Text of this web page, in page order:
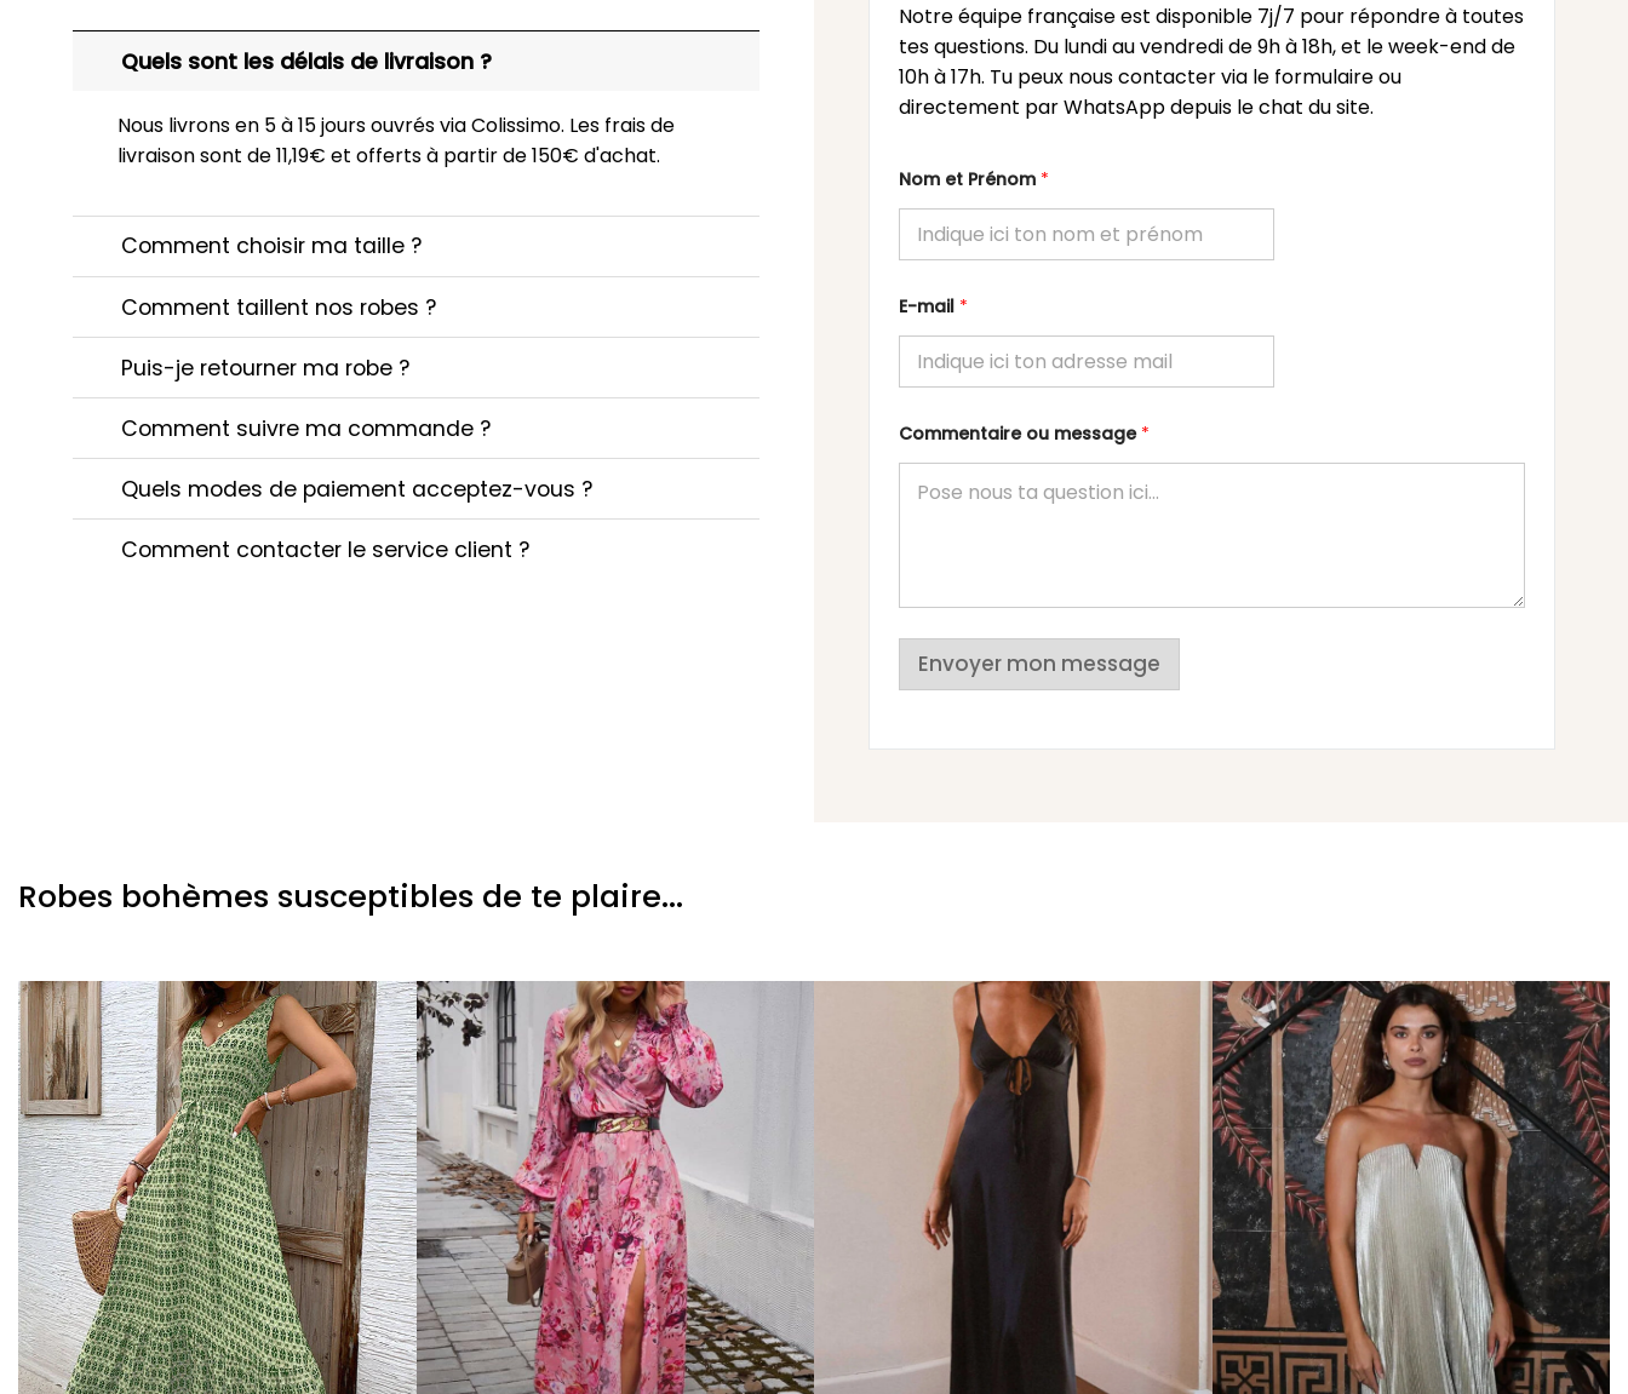
Quels sont les délais de livraison ?
Nous livrons en 5 à 15 jours ouvrés via Colissimo. Les frais de
livraison sont de 11,19€ et offerts à partir de 150€ d'achat.
Comment choisir ma taille ?
Comment taillent nos robes ?
Puis-je retourner ma robe ?
Comment suivre ma commande ?
Quels modes de paiement acceptez-vous ?
Comment contacter le service client ?
Notre équipe française est disponible 7j/7 pour répondre à toutes
tes questions. Du lundi au vendredi de 9h à 18h, et le week-end de
10h à 17h. Tu peux nous contacter via le formulaire ou
directement par WhatsApp depuis le chat du site.
Nom et Prénom *
E-mail *
Commentaire ou message *
Envoyer mon message
Robes bohèmes susceptibles de te plaire...